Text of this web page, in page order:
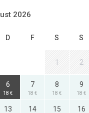
2026
D F S S
1 2
6
18 €
7
18 €
8
18 €
9
18 €
13 14 15 16